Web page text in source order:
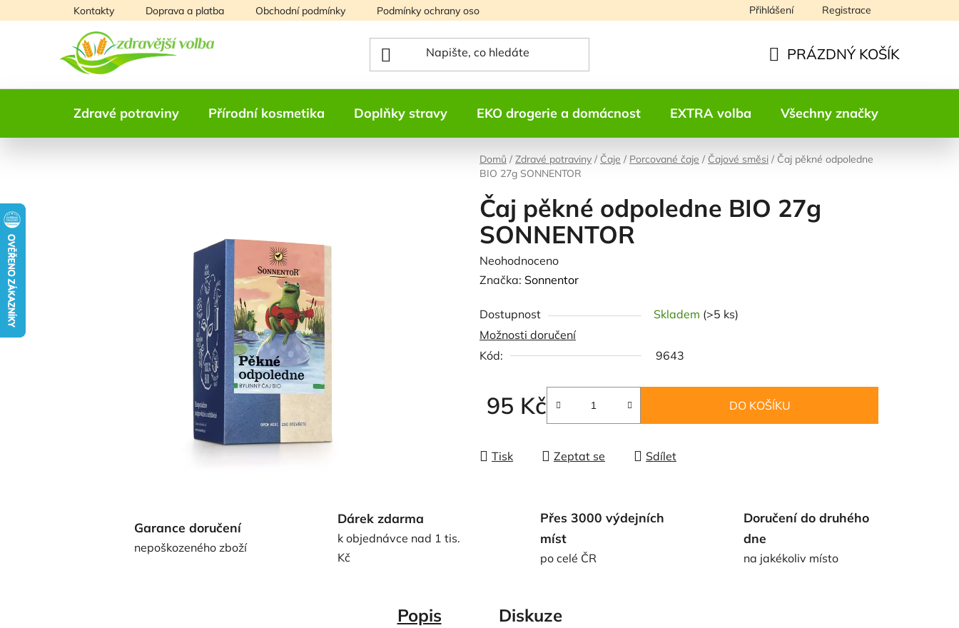
na
Kontakty Doprava a platba Obchodní podmínky Podmínky ochrany osobních údajů Přihlášení Registrace
KOŠÍK
PRÁZDNÝ KOŠÍK
Zdravé potraviny Přírodní kosmetika Doplňky stravy EKO drogerie a domácnost EXTRA volba Všechny značky
Domů / Zdravé potraviny / Čaje / Porcované čaje / Čajové směsi / Čaj pěkné odpoledne
BIO 27g SONNENTOR
Čaj pěkné odpoledne BIO 27g
SONNENTOR
Průměrné
hodnocení
je
0,0
z
hvězdiček.
Neohodnoceno
Značka: Sonnentor
Dostupnost Skladem (>5 ks)
Možnosti doručení
Kód:
9643
95 Kč
Měrná cena:
DO KOŠÍKU
Tisk Zeptat se Sdílet
Garance doručení
nepoškozeného zboží
Dárek zdarma
k objednávce nad 1 tis.
Kč
Přes 3000 výdejních
míst
po celé ČR
Doručení do druhého
dne
na jakékoliv místo
Popis Diskuze